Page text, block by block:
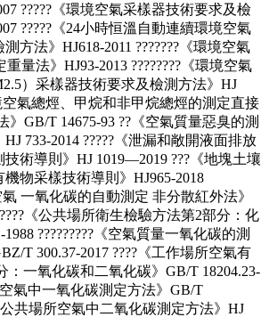
?????《環境空氣采樣器技術要求及檢
?????《24小時恒溫自動連續環境空氣
方法》HJ618-2011 ???????《環境空氣
量法》HJ93-2013 ????????《環境空氣
）采樣器技術要求及檢測方法》HJ
空氣總烴、甲烷和非甲烷總烴的測定直接
》GB/T 14675-93 ??《空氣質量惡臭的測
733-2014 ?????《泄漏和敞開液面排放
術導則》HJ 1019—2019 ???《地塊土壤
物采樣技術導則》HJ965-2018
氣 一氧化碳的自動測定 非分散紅外法》
《公共場所衛生檢驗方法第2部分：化
?????????《空氣質量一氧化碳的測
T 300.37-2017 ????《工作場所空氣有
：一氧化碳和二氧化碳》GB/T 18204.23-
氣中一氧化碳測定方法》GB/T
公共場所空氣中二氧化碳測定方法》HJ